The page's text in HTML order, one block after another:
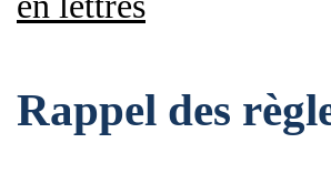
Rappel des